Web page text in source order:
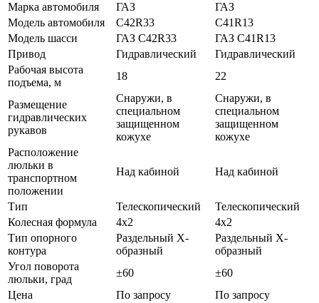
Марка автомобиля
ГАЗ
ГАЗ
Модель автомобиля
C42R33
C41R13
Модель шасси
ГАЗ C42R33
ГАЗ C41R13
Привод
Гидравлический
Гидравлический
Рабочая высота
подъема, м
18 22
Размещение
гидравлических
рукавов
Снаружи, в
специальном
защищенном
кожухе
Снаружи, в
специальном
защищенном
кожухе
Расположение
люльки в
транспортном
положении
Над кабиной Над кабиной
Тип Телескопический
Телескопический
Колесная формула
4x2
4x2
Тип опорного
контура
Раздельный Х-
образный
Раздельный Х-
образный
Угол поворота
люльки, град
±60
±60
Цена
По запросу
По запросу